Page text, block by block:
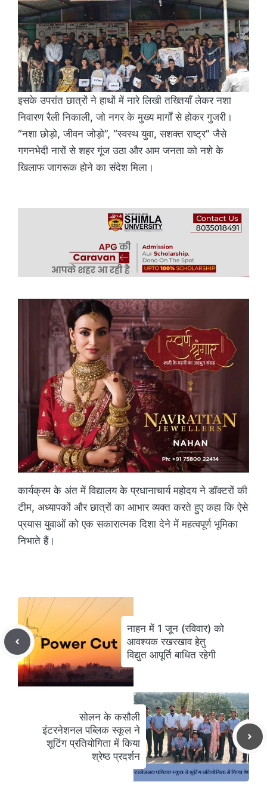
इसके उपरांत छात्रों ने हाथों में नारे लिखी तख्तियाँ लेकर नशा
निवारण रैली निकाली, जो नगर के मुख्य मार्गों से होकर गुजरी।
“नशा छोड़ो, जीवन जोड़ो”, “स्वस्थ युवा, सशक्त राष्ट्र” जैसे
गगनभेदी नारों से शहर गूंज उठा और आम जनता को नशे के
खिलाफ जागरूक होने का संदेश मिला।
कार्यक्रम के अंत में विद्यालय के प्रधानाचार्य महोदय ने डॉक्टरों की
टीम, अध्यापकों और छात्रों का आभार व्यक्त करते हुए कहा कि ऐसे
प्रयास युवाओं को एक सकारात्मक दिशा देने में महत्वपूर्ण भूमिका
निभाते हैं।
नाहन में 1 जून (रविवार) को
आवश्यक रखरखाव हेतु
विद्युत आपूर्ति बाधित रहेगी
सोलन के कसौली
इंटरनेशनल पब्लिक स्कूल ने
शूटिंग प्रतियोगिता में किया
श्रेष्ठ प्रदर्शन